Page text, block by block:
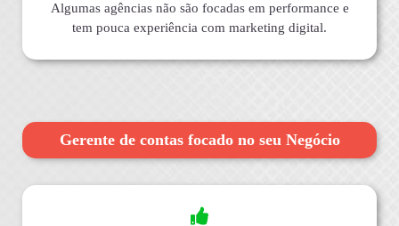
Algumas agências não são focadas em performance e
tem pouca experiência com marketing digital.
Gerente de contas focado no seu Negócio